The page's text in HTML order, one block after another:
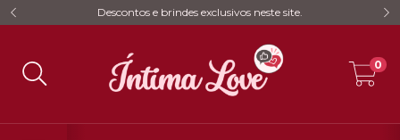
Descontos e brindes exclusivos neste site.
0